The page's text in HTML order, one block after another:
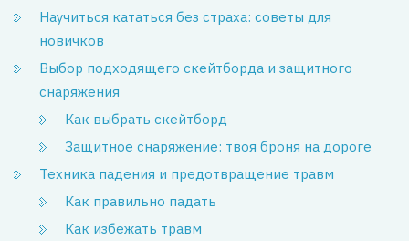
Научиться кататься без страха: советы для
новичков
Выбор подходящего скейтборда и защитного
снаряжения
Как выбрать скейтборд
Защитное снаряжение: твоя броня на дороге
Техника падения и предотвращение травм
Как правильно падать
Как избежать травм